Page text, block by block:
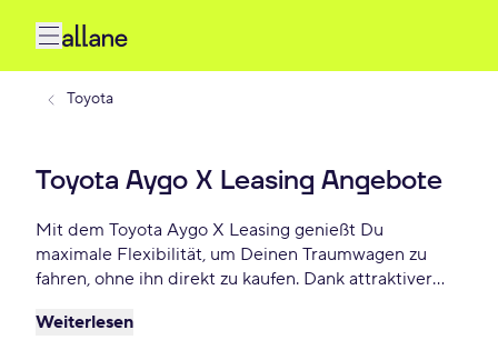
Toyota
Toyota Aygo X Leasing Angebote
Mit dem Toyota Aygo X Leasing genießt Du
maximale Flexibilität, um Deinen Traumwagen zu
fahren, ohne ihn direkt zu kaufen. Dank attraktiver
monatlichen Raten bietet Toyota Aygo X Leasing
Weiterlesen